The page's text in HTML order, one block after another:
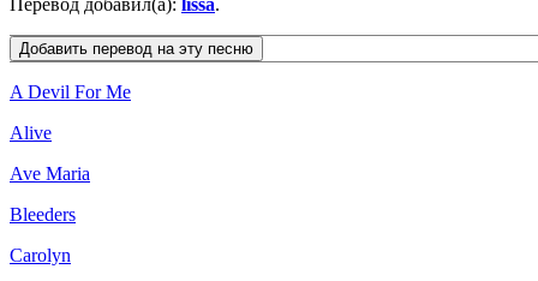
Перевод добавил(а): lissa.
A Devil For Me
Alive
Ave Maria
Bleeders
Carolyn